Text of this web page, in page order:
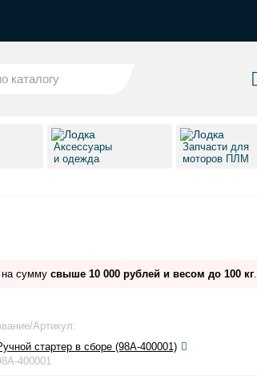
Аксессуары
и одежда
Запчасти для
моторов ПЛМ
на сумму свыше 10 000 рублей и весом до 100 кг.
Артикул:
стартер в сборе (98A-400001)
400001